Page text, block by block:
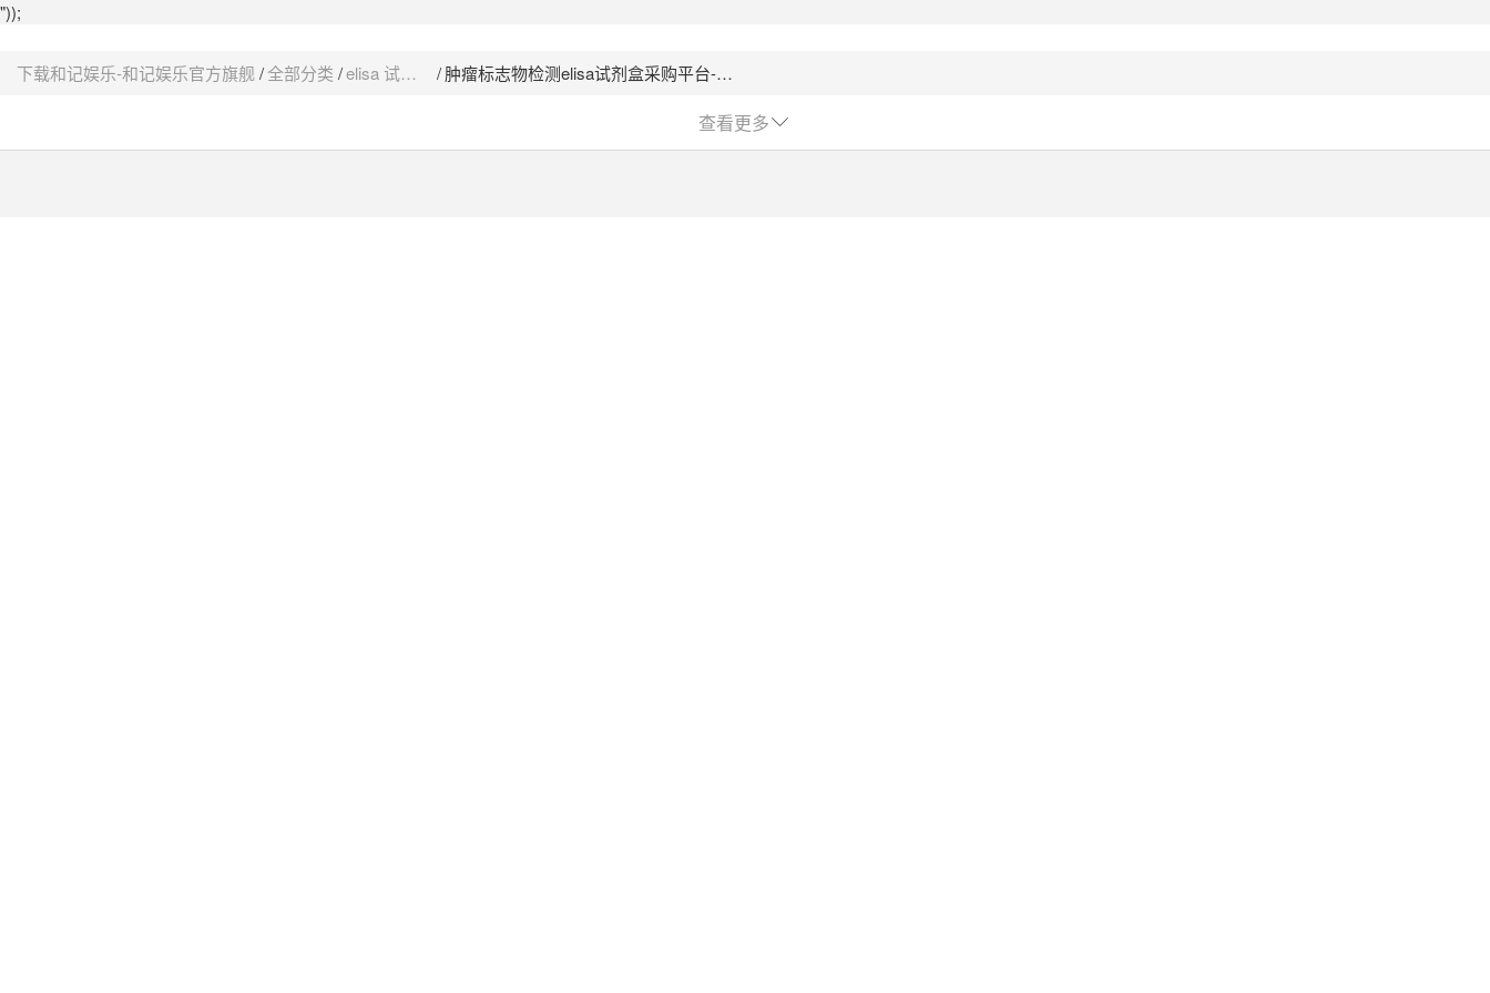
"));
下载和记娱乐-和记娱乐官方旗舰 全部分类 elisa 试剂盒 肿瘤标志物检测elisa试剂盒采购平台-下载和记娱乐
查看更多